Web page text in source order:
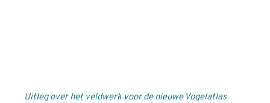
Uitleg over het veldwerk voor de nieuwe Vogelatlas